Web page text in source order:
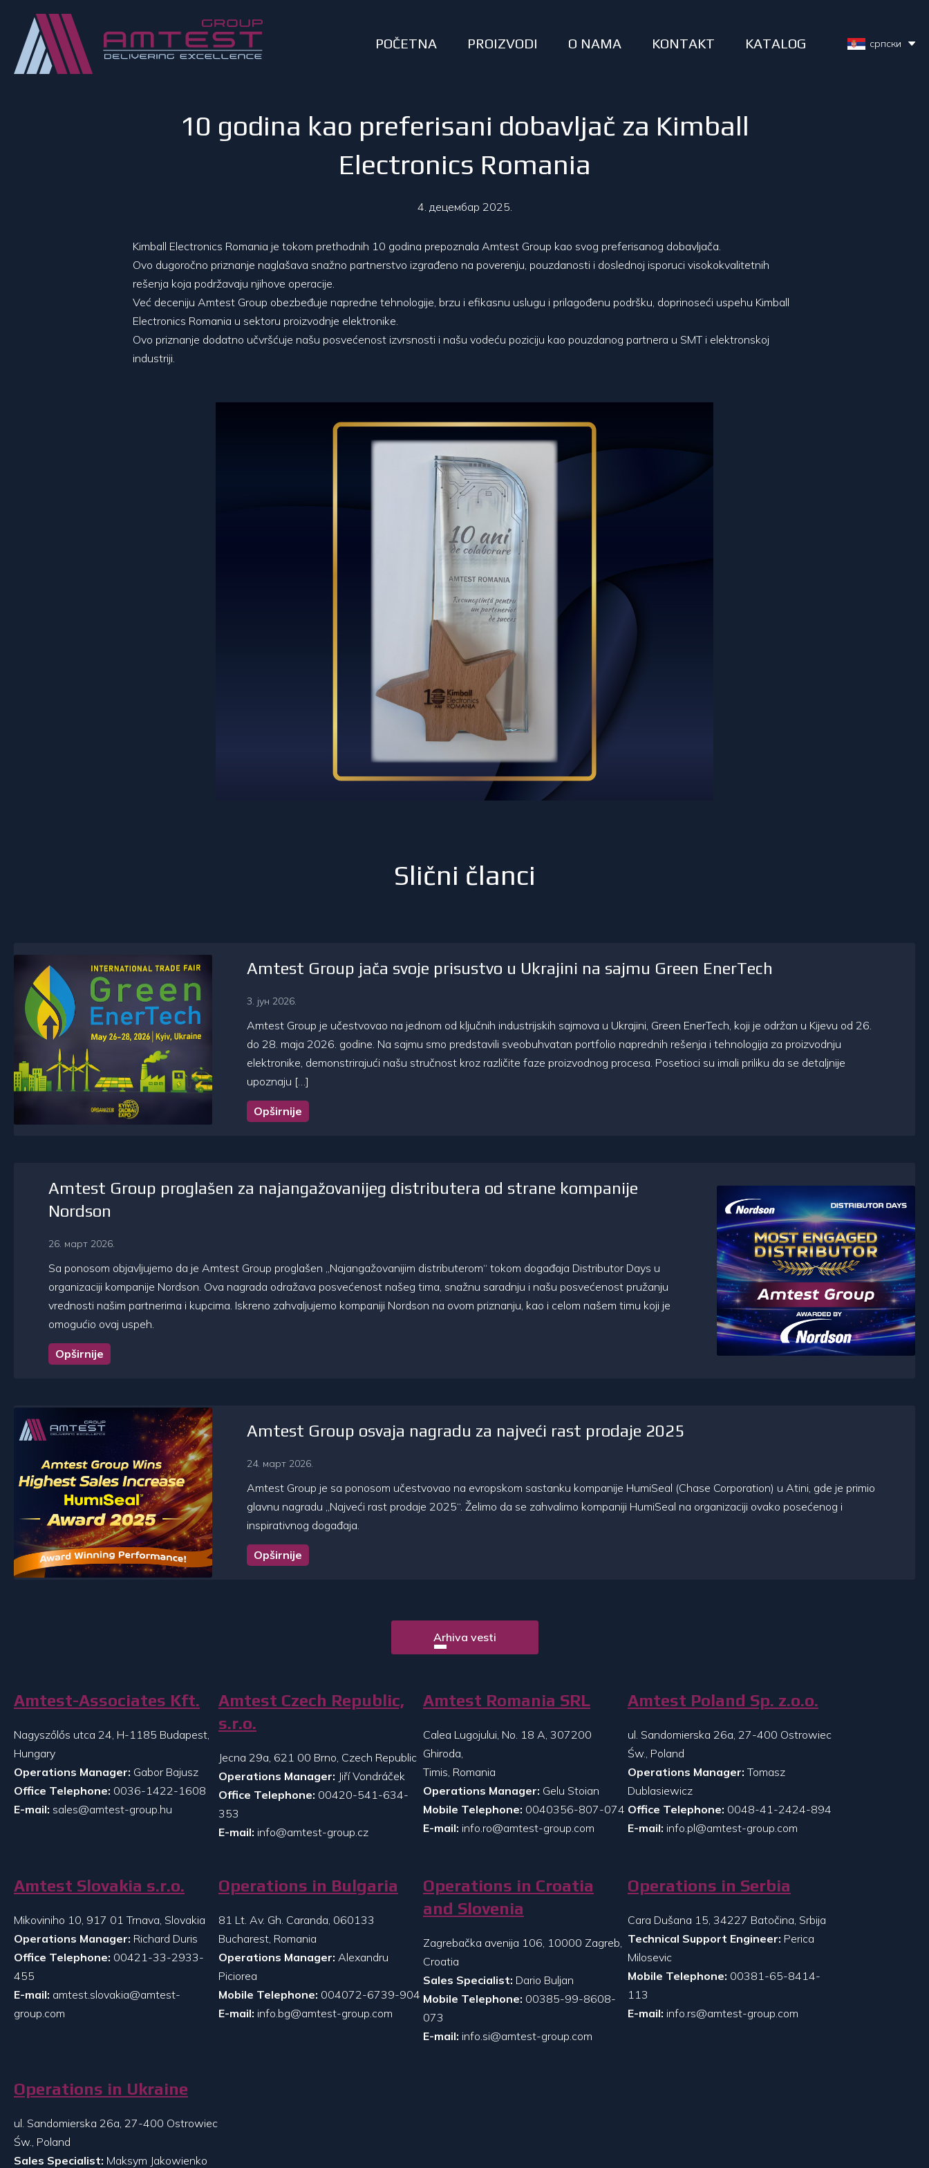
POČETNA PROIZVODI O NAMA KONTAKT KATALOG српски
10 godina kao preferisani dobavljač za Kimball
Electronics Romania
4. децембар 2025.
Kimball Electronics Romania je tokom prethodnih 10 godina prepoznala Amtest Group kao svog preferisanog dobavljača.
Ovo dugoročno priznanje naglašava snažno partnerstvo izgrađeno na poverenju, pouzdanosti i doslednoj isporuci visokokvalitetnih
rešenja koja podržavaju njihove operacije.
Već deceniju Amtest Group obezbeđuje napredne tehnologije, brzu i efikasnu uslugu i prilagođenu podršku, doprinoseći uspehu Kimball
Electronics Romania u sektoru proizvodnje elektronike.
Ovo priznanje dodatno učvršćuje našu posvećenost izvrsnosti i našu vodeću poziciju kao pouzdanog partnera u SMT i elektronskoj
industriji.
Slični članci
Amtest Group jača svoje prisustvo u Ukrajini na sajmu Green EnerTech
3. јун 2026.
Amtest Group je učestvovao na jednom od ključnih industrijskih sajmova u Ukrajini, Green EnerTech, koji je održan u Kijevu od 26.
do 28. maja 2026. godine. Na sajmu smo predstavili sveobuhvatan portfolio naprednih rešenja i tehnologija za proizvodnju
elektronike, demonstrirajući našu stručnost kroz različite faze proizvodnog procesa. Posetioci su imali priliku da se detaljnije
upoznaju […]
Opširnije
Amtest Group proglašen za najangažovanijeg distributera od strane kompanije
Nordson
26. март 2026.
Sa ponosom objavljujemo da je Amtest Group proglašen „Najangažovanijim distributerom“ tokom događaja Distributor Days u
organizaciji kompanije Nordson. Ova nagrada odražava posvećenost našeg tima, snažnu saradnju i našu posvećenost pružanju
vrednosti našim partnerima i kupcima. Iskreno zahvaljujemo kompaniji Nordson na ovom priznanju, kao i celom našem timu koji je
omogućio ovaj uspeh.
Opširnije
Amtest Group osvaja nagradu za najveći rast prodaje 2025
24. март 2026.
Amtest Group je sa ponosom učestvovao na evropskom sastanku kompanije HumiSeal (Chase Corporation) u Atini, gde je primio
glavnu nagradu „Najveći rast prodaje 2025“. Želimo da se zahvalimo kompaniji HumiSeal na organizaciji ovako posećenog i
inspirativnog događaja.
Opširnije
Arhiva vesti
Amtest-Associates Kft.
Nagyszőlős utca 24, H-1185 Budapest,
Hungary
Operations Manager: Gabor Bajusz
Office Telephone: 0036-1422-1608
E-mail: sales@amtest-group.hu
Amtest Czech Republic,
s.r.o.
Jecna 29a, 621 00 Brno, Czech Republic
Operations Manager: Jiří Vondráček
Office Telephone: 00420-541-634-
353
E-mail: info@amtest-group.cz
Amtest Romania SRL
Calea Lugojului, No. 18 A, 307200
Ghiroda,
Timis, Romania
Operations Manager: Gelu Stoian
Mobile Telephone: 0040356-807-074
E-mail: info.ro@amtest-group.com
Amtest Poland Sp. z.o.o.
ul. Sandomierska 26a, 27-400 Ostrowiec
Św., Poland
Operations Manager: Tomasz
Dublasiewicz
Office Telephone: 0048-41-2424-894
E-mail: info.pl@amtest-group.com
Amtest Slovakia s.r.o.
Mikoviniho 10, 917 01 Trnava, Slovakia
Operations Manager: Richard Duris
Office Telephone: 00421-33-2933-
455
E-mail: amtest.slovakia@amtest-
group.com
Operations in Bulgaria
81 Lt. Av. Gh. Caranda, 060133
Bucharest, Romania
Operations Manager: Alexandru
Piciorea
Mobile Telephone: 004072-6739-904
E-mail: info.bg@amtest-group.com
Operations in Croatia
and Slovenia
Zagrebačka avenija 106, 10000 Zagreb,
Croatia
Sales Specialist: Dario Buljan
Mobile Telephone: 00385-99-8608-
073
E-mail: info.si@amtest-group.com
Operations in Serbia
Cara Dušana 15, 34227 Batočina, Srbija
Technical Support Engineer: Perica
Milosevic
Mobile Telephone: 00381-65-8414-
113
E-mail: info.rs@amtest-group.com
Operations in Ukraine
ul. Sandomierska 26a, 27-400 Ostrowiec
Św., Poland
Sales Specialist: Maksym Jakowienko